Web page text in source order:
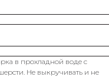
в прохладной воде с
Не выкручивать и не